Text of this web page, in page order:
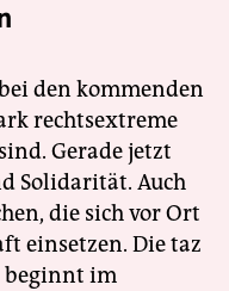
den kommenden
rechtsextreme
Gerade jetzt
Solidarität. Auch
die sich vor Ort
einsetzen. Die taz
beginnt im